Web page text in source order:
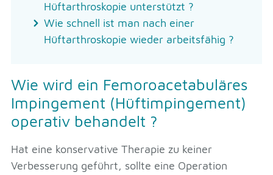
Hüftarthroskopie unterstützt ?
Wie schnell ist man nach einer
Hüftarthroskopie wieder arbeitsfähig ?
Wie wird ein Femoroacetabuläres
Impingement (Hüftimpingement)
operativ behandelt ?
Hat eine konservative Therapie zu keiner
Verbesserung geführt, sollte eine Operation